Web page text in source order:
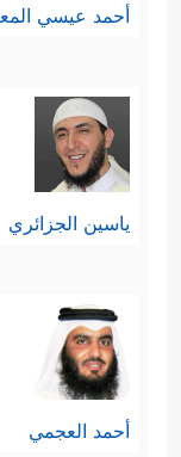
أحمد عيسي
ياسين الجزائري
أحمد العجمي